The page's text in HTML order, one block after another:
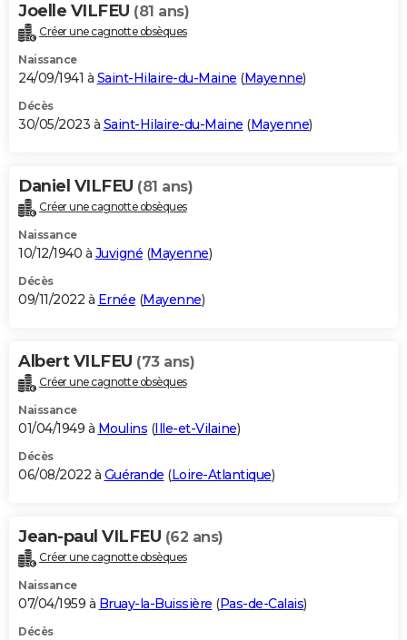
Joelle VILFEU (81 ans)
Créer une cagnotte obsèques
Naissance
24/09/1941 à Saint-Hilaire-du-Maine (Mayenne)
Décès
30/05/2023 à Saint-Hilaire-du-Maine (Mayenne)
Daniel VILFEU (81 ans)
Créer une cagnotte obsèques
Naissance
10/12/1940 à Juvigné (Mayenne)
Décès
09/11/2022 à Ernée (Mayenne)
Albert VILFEU (73 ans)
Créer une cagnotte obsèques
Naissance
01/04/1949 à Moulins (Ille-et-Vilaine)
Décès
06/08/2022 à Guérande (Loire-Atlantique)
Jean-paul VILFEU (62 ans)
Créer une cagnotte obsèques
Naissance
07/04/1959 à Bruay-la-Buissière (Pas-de-Calais)
Décès